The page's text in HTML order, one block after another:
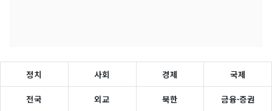
정치 사회 경제 국제
전국 외교 북한 금융·증권